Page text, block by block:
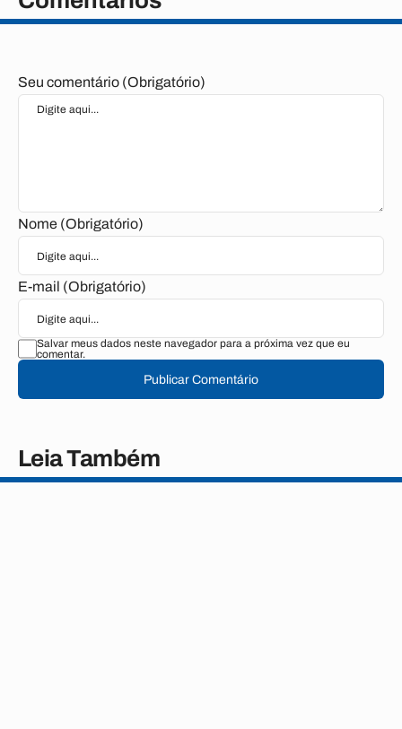
Seu comentário (Obrigatório)
Nome (Obrigatório)
E-mail (Obrigatório)
Salvar meus dados neste navegador para a próxima vez que eu
comentar.
Publicar Comentário
Leia Também